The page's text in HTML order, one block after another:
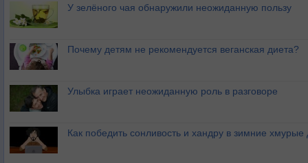
У зелёного чая обнаружили неожиданную пользу
Почему детям не рекомендуется веганская диета?
Улыбка играет неожиданную роль в разговоре
Как победить сонливость и хандру в зимние хмурые